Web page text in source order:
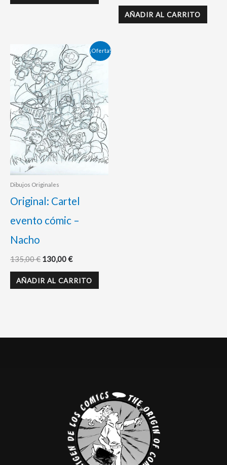
AÑADIR AL CARRITO
¡Oferta!
Dibujos Originales
Original: Cartel
evento cómic –
Nacho
135,00€
El
precio
original
era:
135,00 €.
130,00€
El
precio
actual
es:
130,00 €.
AÑADIR AL CARRITO